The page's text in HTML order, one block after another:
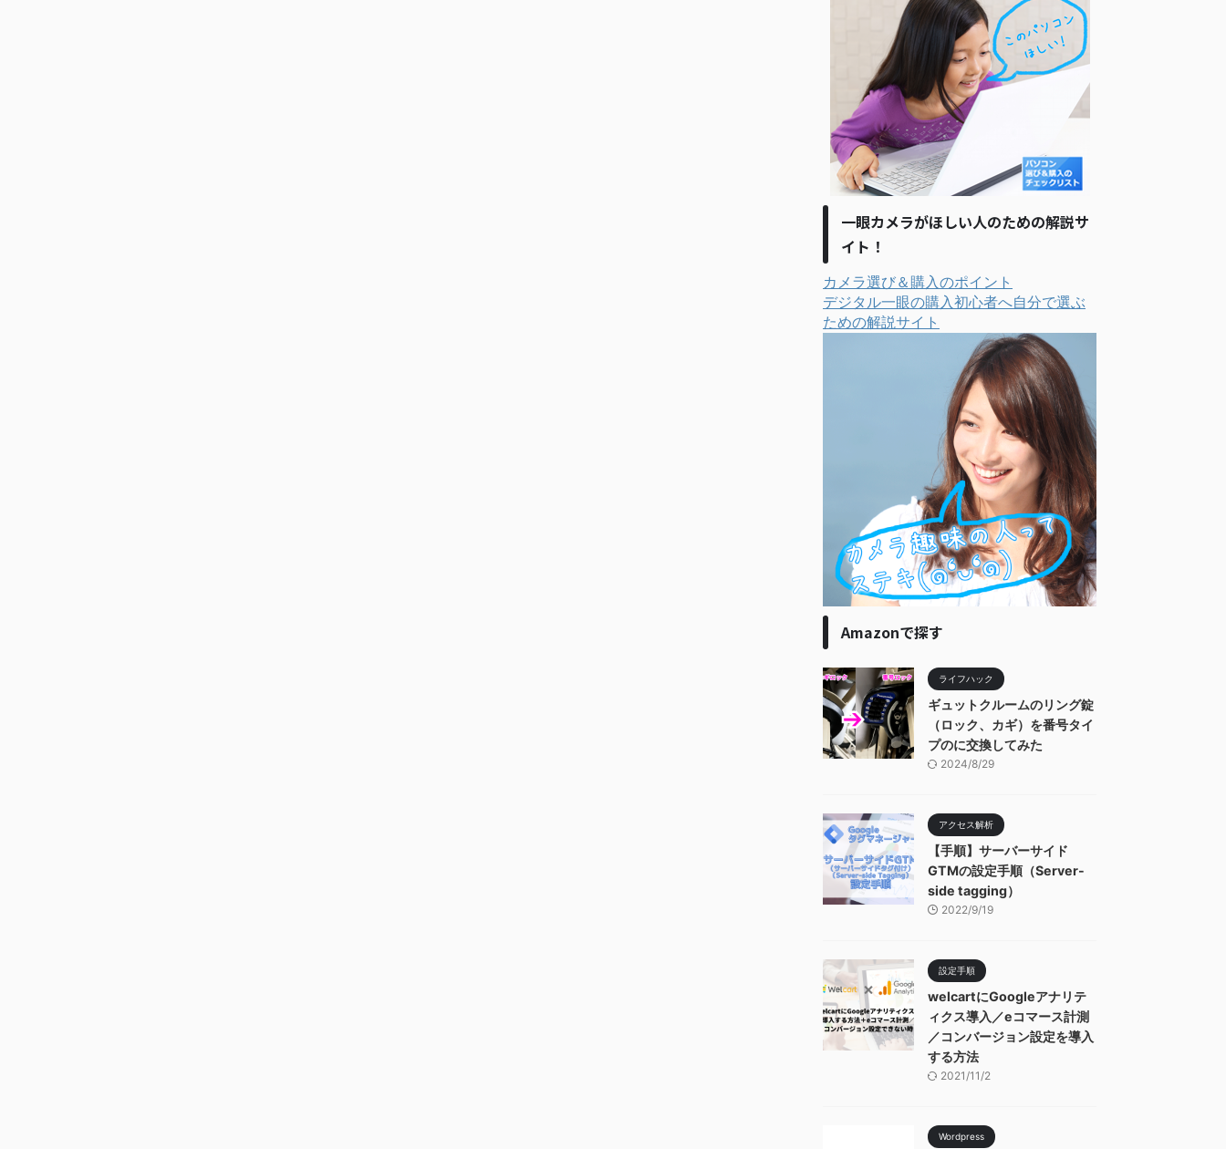
一眼カメラがほしい人のための解説サ
イト！
カメラ選び＆購入のポイント
デジタル一眼の購入初心者へ自分で選ぶ
ための解説サイト
Amazonで探す
ライフハック
ギュットクルームのリング錠
（ロック、カギ）を番号タイ
プのに交換してみた
2024/8/29
アクセス解析
【手順】サーバーサイド
GTMの設定手順（Server-
side tagging）
2022/9/19
設定手順
welcartにGoogleアナリテ
ィクス導入／eコマース計測
／コンバージョン設定を導入
する方法
2021/11/2
Wordpress